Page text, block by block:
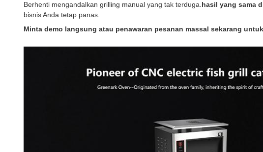
Berhenti mengandalkan grilling manual yang tak terduga. hasil yang sama
bisnis Anda tetap panas.
Minta demo langsung atau penawaran pesanan massal sekarang